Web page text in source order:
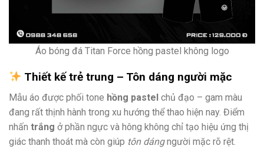
Áo bóng đá Titan Force hồng pastel không logo
Thiết kế trẻ trung – Tôn dáng người mặc
Mẫu áo được phối tone hồng pastel chủ đạo – gam màu
đang rất thịnh hành trong xu hướng thể thao hiện nay. Điểm
nhấn trắng ở phần ngực và hông không chỉ tạo hiệu ứng thị
giác thanh thoát mà còn giúp tôn dángngười mặc rõ rệt.